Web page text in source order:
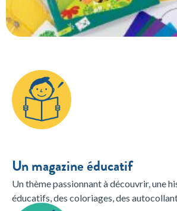
Un magazine éducatif
Un thème passionnant à découvrir, une
éducatifs, des coloriages, des